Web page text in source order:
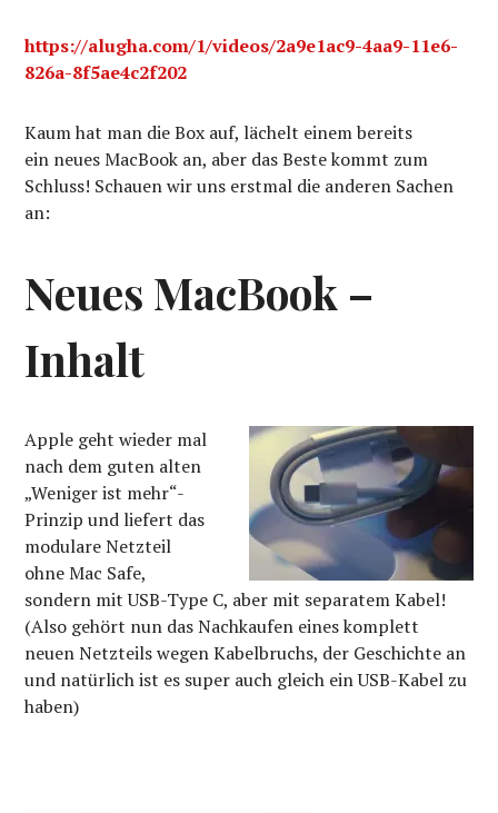
https://alugha.com/1/videos/2a9e1ac9-4aa9-11e6-
826a-8f5ae4c2f202
Kaum hat man die Box auf, lächelt einem bereits
ein neues MacBook an, aber das Beste kommt zum
Schluss! Schauen wir uns erstmal die anderen Sachen
an:
Neues MacBook –
Inhalt
Apple geht wieder mal
nach dem guten alten
„Weniger ist mehr“-
Prinzip und liefert das
modulare Netzteil
ohne Mac Safe,
sondern mit USB-Type C, aber mit separatem Kabel!
(Also gehört nun das Nachkaufen eines komplett
neuen Netzteils wegen Kabelbruchs, der Geschichte an
und natürlich ist es super auch gleich ein USB-Kabel zu
haben)